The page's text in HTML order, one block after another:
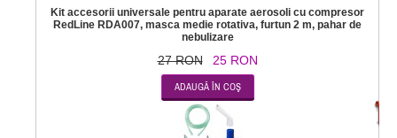
Kit accesorii universale pentru aparate aerosoli cu compresor
RedLine RDA007, masca medie rotativa, furtun 2 m, pahar de
nebulizare
27 RON 25 RON